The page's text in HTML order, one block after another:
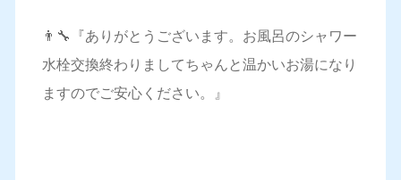
👨‍🔧『ありがとうございます。お風呂のシャワー
水栓交換終わりましてちゃんと温かいお湯になり
ますのでご安心ください。』